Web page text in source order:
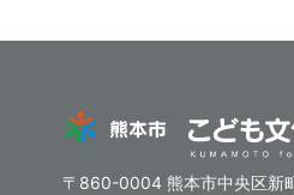
〒860-0004 熊本市中央区新